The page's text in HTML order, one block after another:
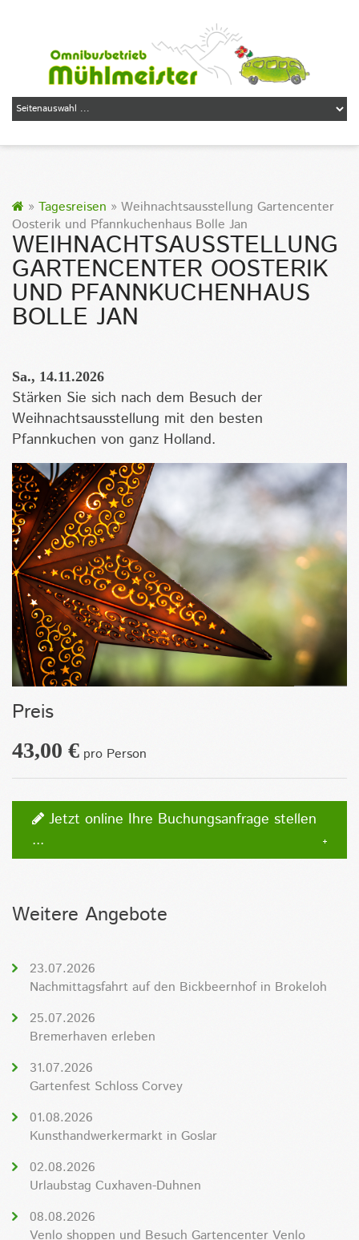
» Tagesreisen » Weihnachtsausstellung Gartencenter
Oosterik und Pfannkuchenhaus Bolle Jan
WEIHNACHTSAUSSTELLUNG
GARTENCENTER OOSTERIK
UND PFANNKUCHENHAUS
BOLLE JAN
Sa., 14.11.2026
Stärken Sie sich nach dem Besuch der
Weihnachtsausstellung mit den besten
Pfannkuchen von ganz Holland.
Preis
43,00 € pro Person
Jetzt online Ihre Buchungsanfrage stellen
...
Weitere Angebote
23.07.2026
Nachmittagsfahrt auf den Bickbeernhof in Brokeloh
25.07.2026
Bremerhaven erleben
31.07.2026
Gartenfest Schloss Corvey
01.08.2026
Kunsthandwerkermarkt in Goslar
02.08.2026
Urlaubstag Cuxhaven-Duhnen
08.08.2026
Venlo shoppen und Besuch Gartencenter Venlo